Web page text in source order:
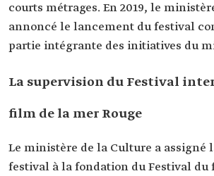
courts métrages. En 2019, le
annoncé le lancement du festival
partie intégrante des initiatives du
La supervision du Festival
film de la mer Rouge
Le ministère de la Culture a assigné
festival à la fondation du Festival